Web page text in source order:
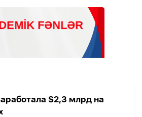
$2,3 млрд на